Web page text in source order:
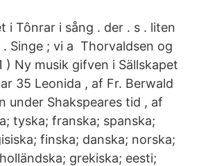
i Tônrar i sång . der . s . liten
Singe ; vi a Thorvaldsen og
) Ny musik gifven i Sällskapet
35 Leonida , af Fr. Berwald
under Shakspeares tid , af
tyska; franska; spanska;
finska; danska; norska;
grekiska; eesti;